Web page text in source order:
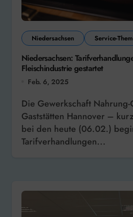
Niedersachsen Service-
Niedersachsen:
Fleischindustrie gestartet
Feb. 6, 2025
Die Gewerkschaft Nahrung-Genuss-
Gaststätten Hannover –
bei den heute (06.02.)
Tarifverhandlungen...